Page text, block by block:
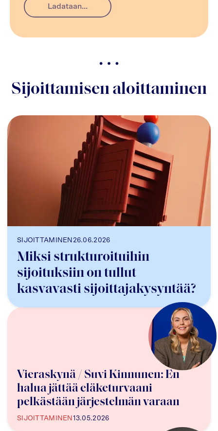
Ladataan...
Sijoittamisen aloittaminen
SIJOITTAMINEN 26.06.2026
Miksi strukturoituihin
sijoituksiin on tullut
kasvavasti sijoittajakysyntää?
Vieraskynä / Suvi Kinnunen: En
halua jättää eläketurvaani
pelkästään järjestelmän varaan
SIJOITTAMINEN 13.05.2026